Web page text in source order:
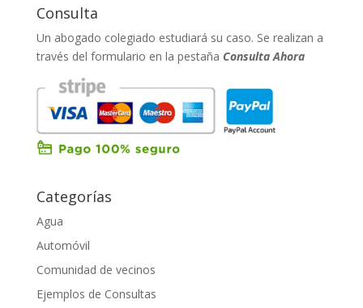
Consulta
Un abogado colegiado estudiará su caso. Se realizan a
través del formulario en la pestaña Consulta Ahora
Categorías
Agua
Automóvil
Comunidad de vecinos
Ejemplos de Consultas